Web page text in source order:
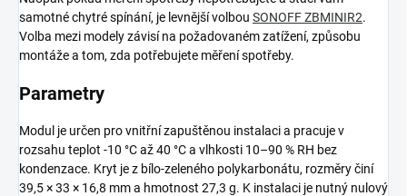
samotné chytré spínání, je levnější volbou SONOFF ZBMINIR2.
Volba mezi modely závisí na požadovaném zatížení, způsobu
montáže a tom, zda potřebujete měření spotřeby.
Parametry
Modul je určen pro vnitřní zapuštěnou instalaci a pracuje v
rozsahu teplot -10 °C až 40 °C a vlhkosti 10–90 % RH bez
kondenzace. Kryt je z bílo-zeleného polykarbonátu, rozměry činí
39,5 × 33 × 16,8 mm a hmotnost 27,3 g. K instalaci je nutný nulový